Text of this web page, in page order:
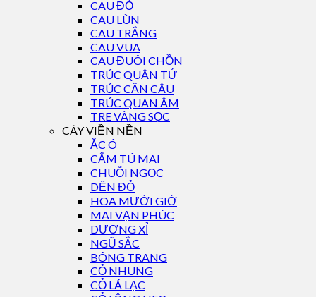
CAU ĐỎ
CAU LÙN
CAU TRẮNG
CAU VUA
CAU ĐUÔI CHỒN
TRÚC QUÂN TỬ
TRÚC CẦN CÂU
TRÚC QUAN ÂM
TRE VÀNG SỌC
CÂY VIỀN NỀN
ẮC Ó
CẨM TÚ MAI
CHUỖI NGỌC
DỀN ĐỎ
HOA MƯỜI GIỜ
MAI VẠN PHÚC
DƯƠNG XỈ
NGŨ SẮC
BÔNG TRANG
CỎ NHUNG
CỎ LÁ LẠC